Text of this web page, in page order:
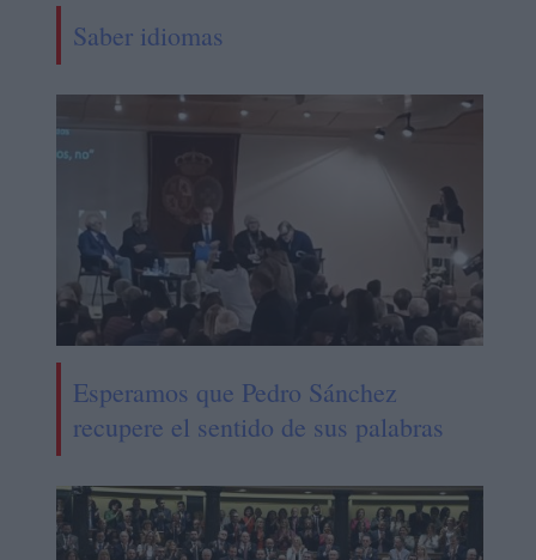
Saber idiomas
Esperamos que Pedro Sánchez
recupere el sentido de sus palabras